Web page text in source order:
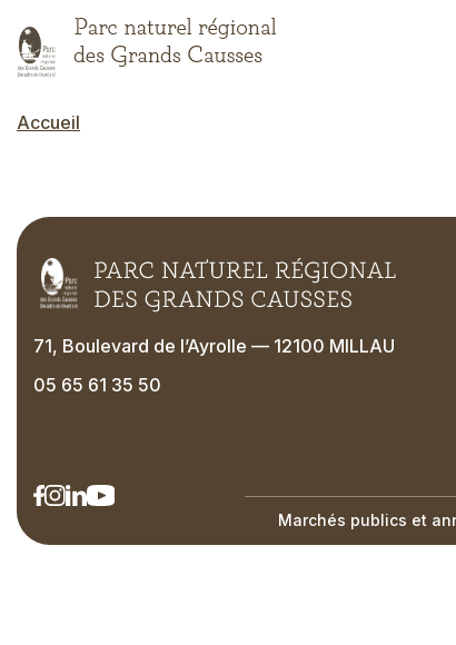
au
contenu
Fil d'Ariane
Accueil
71, Boulevard de l’Ayrolle — 12100 MILLAU
05 65 61 35 50
Right
Marchés publics et